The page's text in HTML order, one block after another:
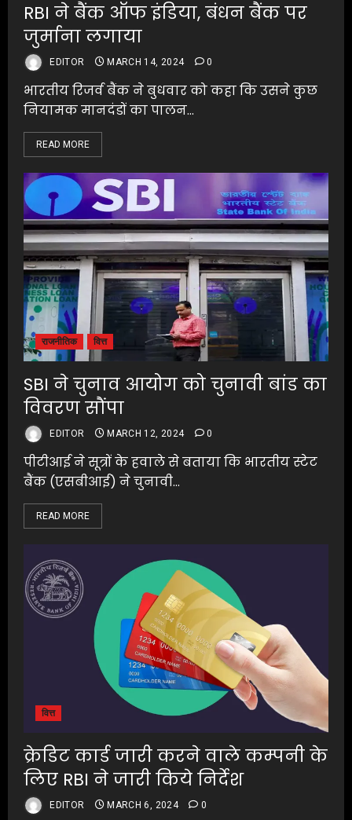
RBI ने बैंक ऑफ इंडिया, बंधन बैंक पर
जुर्माना लगाया
EDITOR MARCH 14, 2024 0
भारतीय रिजर्व बैंक ने बुधवार को कहा कि उसने कुछ
नियामक मानदंडों का पालन...
READ MORE
राजनीतिक वित्त
SBI ने चुनाव आयोग को चुनावी बांड का
विवरण सौंपा
EDITOR MARCH 12, 2024 0
पीटीआई ने सूत्रों के हवाले से बताया कि भारतीय स्टेट
बैंक (एसबीआई) ने चुनावी...
READ MORE
वित्त
क्रेडिट कार्ड जारी करने वाले कम्पनी के
लिए RBI ने जारी किये निर्देश
EDITOR MARCH 6, 2024 0